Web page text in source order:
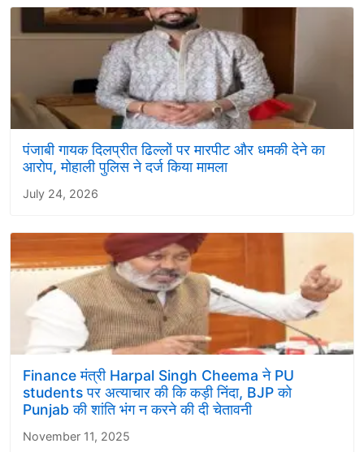
पंजाबी गायक दिलप्रीत ढिल्लों पर मारपीट और धमकी देने का
आरोप, मोहाली पुलिस ने दर्ज किया मामला
July 24, 2026
Finance मंत्री Harpal Singh Cheema ने PU
students पर अत्याचार की कि कड़ी निंदा, BJP को
Punjab की शांति भंग न करने की दी चेतावनी
November 11, 2025